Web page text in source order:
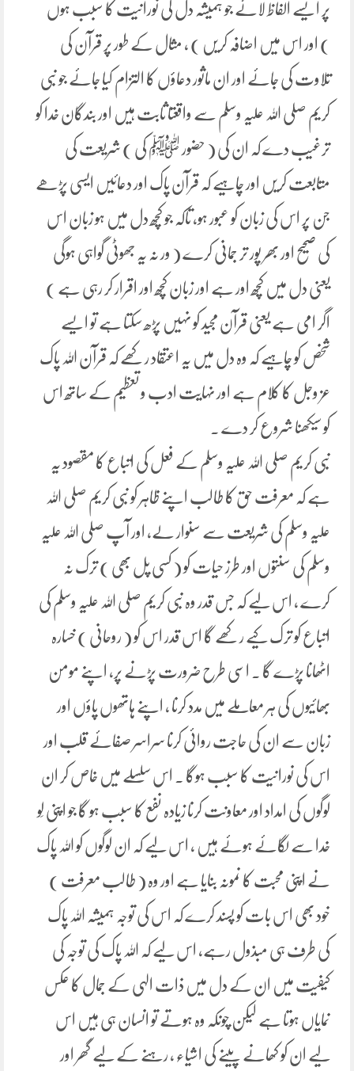
پر ایسے الفاظ لائے جو ہمیشہ دل کی نورانیت کا سبب ہوں
) اور اس میں اضافہ کریں ) ، مثال کے طور پر قرآن کی
تلاوت کی جائے اور ان ماثور دعاؤں کا التزام کیا جائے جو نبی
کریم صلی اللہ علیہ وسلم سے واقعتا ثابت ہیں اور بندگان خدا کو
ترغیب دے کہ ان کی ( حضور ﷺ کی ) شریعت کی
متابعت کریں اور چاہیے کہ قرآن پاک اور دعائیں ایسی پڑھے
جن پر اس کی زبان کو عبور ہو، تاکہ جو کچھ دل میں ہو زبان اس
کی صحیح اور بھر پور تر جمانی کرے ( ور نہ یہ جھوٹی گواہی ہوگی
یعنی دل میں کچھ اور ہے اور زبان کچھ اور اقرار کر رہی ہے )
اگر امی ہے یعنی قرآن مجید کو نہیں پڑھ سکتا ہے تو ایسے
شخص کو چاہیے کہ وہ دل میں یہ اعتقاد رکھے کہ قرآن اللہ پاک
عز وجل کا کلام ہے اور نہایت ادب و تعظیم کے ساتھ اس
کو سیکھنا شروع کر دے ۔
نبی کریم صلی اللہ علیہ وسلم کے فعل کی اتباع کا مقصود یہ
ہے کہ معرفت حق کا طالب اپنے ظاہر کو نبی کریم صلی اللہ
علیہ وسلم کی شریعت سے سنوار لے، اور آپ صلی اللہ علیہ
وسلم کی سنتوں اور طرز حیات کو ( کسی پل بھی ) ترک نہ
کرے ، اس لیے کہ جس قدر وہ نبی کریم صلی اللہ علیہ وسلم کی
اتباع کو ترک کیے رکھے گا اس قدر اس کو ( روحانی ) خسارہ
اٹھانا پڑے گا ۔ اسی طرح ضرورت پڑنے پر، اپنے مومن
بھائیوں کی ہر معاملے میں مدد کرنا ، اپنے ہاتھوں پاؤں اور
زبان سے ان کی حاجت روائی کرنا سراسر صفائے قلب اور
اس کی نورانیت کا سبب ہوگا ۔ اس سلسلے میں خاص کر ان
لوگوں کی امداد اور معاونت کرنا زیادہ نفع کا سبب ہو گا جو اپنی لَو
خدا سے لگائے ہوئے ہیں ، اس لیے کہ ان لوگوں کو اللہ پاک
نے اپنی محبت کا نمونہ بنایا ہے اور وہ ( طالب معرفت )
خود بھی اس بات کو پسند کرے کہ اس کی توجہ ہمیشہ اللہ پاک
کی طرف ہی مبذول رہے، اس لیے کہ اللہ پاک کی توجہ کی
کیفیت میں ان کے دل میں ذات الہی کے جمال کا عکس
نمایاں ہوتا ہے لیکن چونکہ وہ ہوتے تو انسان ہی ہیں اس
لیے ان کو کھانے پینے کی اشیاء ، رہنے کے لیے گھر اور